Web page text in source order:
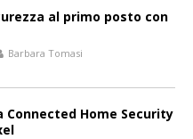
al primo posto con
Barbara Tomasi
Connected Home Security